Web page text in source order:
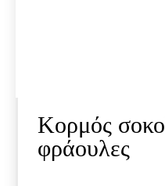
Κορμός
φράουλες